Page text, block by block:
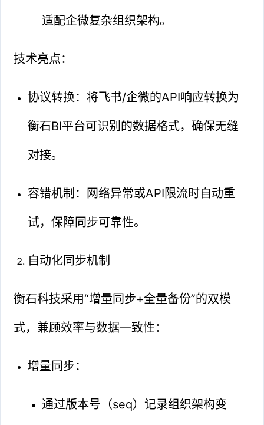
适配企微复杂组织架构。
技术亮点：
协议转换：将飞书/企微的API响应转换为
衡石BI平台可识别的数据格式，确保无缝
对接。
容错机制：网络异常或API限流时自动重
试，保障同步可靠性。
自动化同步机制
衡石科技采用“增量同步+全量备份”的双模
式，兼顾效率与数据一致性：
增量同步：
通过版本号（seq）记录组织架构变